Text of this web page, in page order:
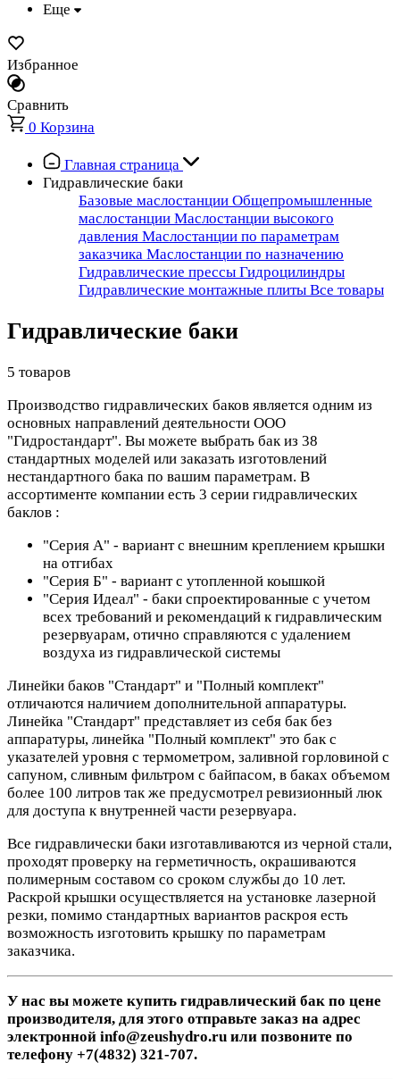
Еще
Избранное
Сравнить
0 Корзина
Главная страница
Гидравлические баки
Базовые маслостанции Общепромышленные
маслостанции Маслостанции высокого
давления Маслостанции по параметрам
заказчика Маслостанции по назначению
Гидравлические прессы Гидроцилиндры
Гидравлические монтажные плиты Все товары
Гидравлические баки
5 товаров
Производство гидравлических баков является одним из
основных направлений деятельности ООО
"Гидростандарт". Вы можете выбрать бак из 38
стандартных моделей или заказать изготовлений
нестандартного бака по вашим параметрам. В
ассортименте компании есть 3 серии гидравлических
баклов :
"Серия А" - вариант с внешним креплением крышки
на отгибах
"Серия Б" - вариант с утопленной коышкой
"Серия Идеал" - баки спроектированные с учетом
всех требований и рекомендаций к гидравлическим
резервуарам, отично справляются с удалением
воздуха из гидравлической системы
Линейки баков "Стандарт" и "Полный комплект"
отличаются наличием дополнительной аппаратуры.
Линейка "Стандарт" представляет из себя бак без
аппаратуры, линейка "Полный комплект" это бак с
указателей уровня с термометром, заливной горловиной с
сапуном, сливным фильтром с байпасом, в баках объемом
более 100 литров так же предусмотрел ревизионный люк
для доступа к внутренней части резервуара.
Все гидравлически баки изготавливаются из черной стали,
проходят проверку на герметичность, окрашиваются
полимерным составом со сроком службы до 10 лет.
Раскрой крышки осуществляется на установке лазерной
резки, помимо стандартных вариантов раскроя есть
возможность изготовить крышку по параметрам
заказчика.
У нас вы можете купить гидравлический бак по цене
производителя, для этого отправьте заказ на адрес
электронной info@zeushydro.ru или позвоните по
телефону +7(4832) 321-707.